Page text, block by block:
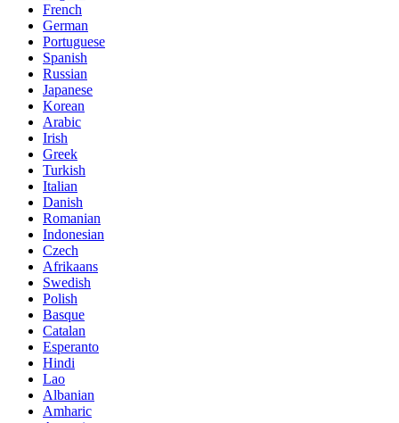
French
German
Portuguese
Spanish
Russian
Japanese
Korean
Arabic
Irish
Greek
Turkish
Italian
Danish
Romanian
Indonesian
Czech
Afrikaans
Swedish
Polish
Basque
Catalan
Esperanto
Hindi
Lao
Albanian
Amharic